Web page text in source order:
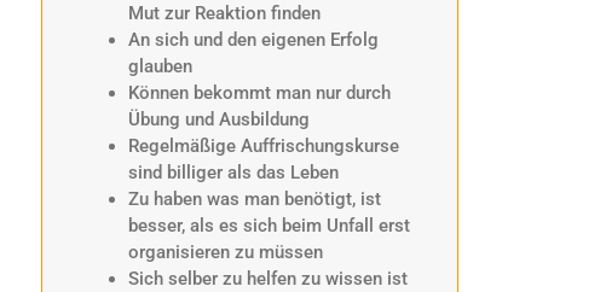
Mut zur Reaktion finden
An sich und den eigenen Erfolg
glauben
Können bekommt man nur durch
Übung und Ausbildung
Regelmäßige Auffrischungskurse
sind billiger als das Leben
Zu haben was man benötigt, ist
besser, als es sich beim Unfall erst
organisieren zu müssen
Sich selber zu helfen zu wissen ist